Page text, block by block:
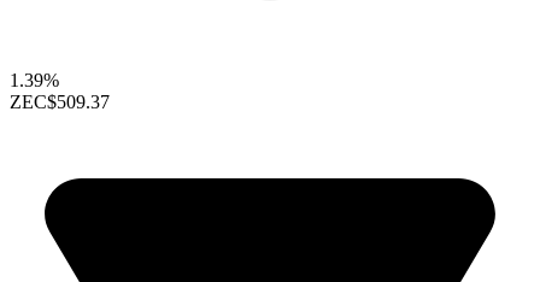
1.39%
ZEC$509.37